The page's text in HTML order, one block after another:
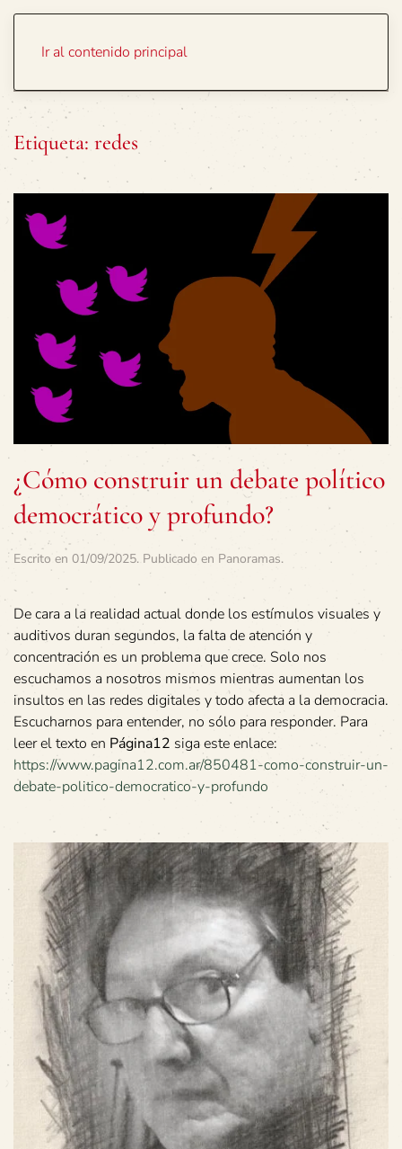
Ir al contenido principal
Etiqueta: redes
¿Cómo construir un debate político
democrático y profundo?
Escrito en 01/09/2025. Publicado en Panoramas.
De cara a la realidad actual donde los estímulos visuales y
auditivos duran segundos, la falta de atención y
concentración es un problema que crece. Solo nos
escuchamos a nosotros mismos mientras aumentan los
insultos en las redes digitales y todo afecta a la democracia.
Escucharnos para entender, no sólo para responder. Para
leer el texto en Página12 siga este enlace:
https://www.pagina12.com.ar/850481-como-construir-un-
debate-politico-democratico-y-profundo